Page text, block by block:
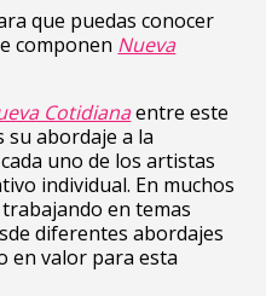
que puedas conocer
componen Nueva
Cotidianaentre este
abordaje a la
uno de los artistas
individual. En muchos
en temas
diferentes abordajes
en valor para esta